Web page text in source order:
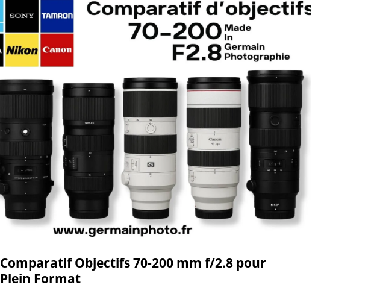
Comparatif Objectifs 70-200 mm f/2.8 pour
Plein Format